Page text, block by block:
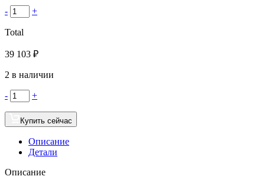
- +
Total
39 103 ₽
2 в наличии
- +
Купить сейчас
Описание
Детали
Описание